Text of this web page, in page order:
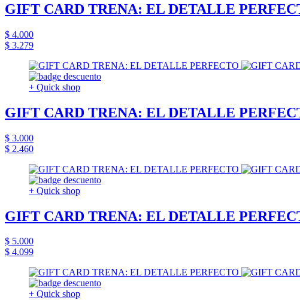
GIFT CARD TRENA: EL DETALLE
$ 4.000
$ 3.279
+ Quick shop
GIFT CARD TRENA: EL DETALLE
$ 3.000
$ 2.460
+ Quick shop
GIFT CARD TRENA: EL DETALLE
$ 5.000
$ 4.099
+ Quick shop